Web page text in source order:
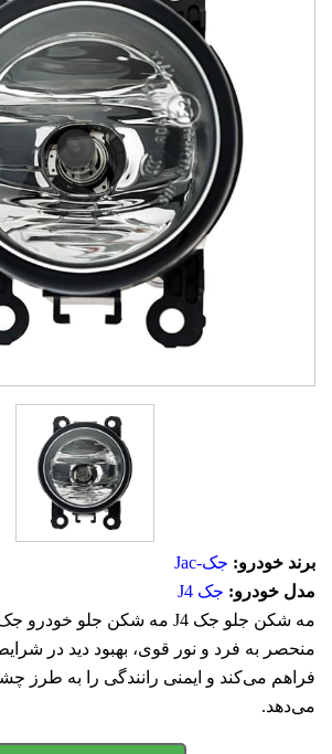
برند خودرو: جک-Jac
مدل خودرو: جک J4
منحصر به فرد و نور قوی، بهبود دید در
فراهم می‌کند و ایمنی رانندگی را به طرز
می‌دهد.